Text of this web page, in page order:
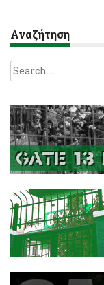
Αναζήτηση
Search
for: